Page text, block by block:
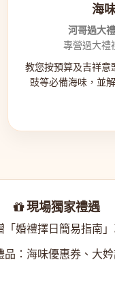
海
河哥過大
專營過大禮
教您按預算及吉祥意
豉等必備海味，並
現場獨家禮遇
「婚禮擇日簡易指南
品：海味優惠券、大